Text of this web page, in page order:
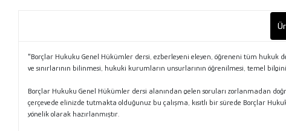
"Borçlar Hukuku Genel Hükümler dersi, ezberleyeni eleyen, öğreneni tüm
ve sınırlarının bilinmesi, hukuki kurumların unsurlarının öğrenilmesi, temel
Borçlar Hukuku Genel Hükümler dersi alanından gelen soruları zorlanmadan
çerçevede elinizde tutmakta olduğunuz bu çalışma, kısıtlı bir sürede Borçlar
yönelik olarak hazırlanmıştır.